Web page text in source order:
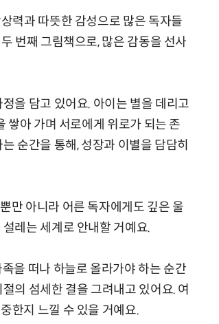
력과 따뜻한 감성으로 많은 독자들
번째 그림책으로, 많은 감동을 선사
을 담고 있어요. 아이는 별을 데리고
쌓아 가며 서로에게 위로가 되는 존
순간을 통해, 성장과 이별을 담담히
만 아니라 어른 독자에게도 깊은 울
레는 세계로 안내할 거예요.
을 떠나 하늘로 올라가야 하는 순간
의 섬세한 결을 그려내고 있어요. 여
한지 느낄 수 있을 거예요.